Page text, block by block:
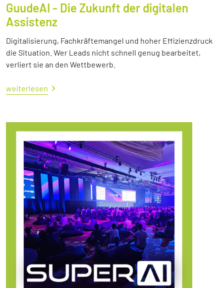
GuudeAI - Die Zukunft der digitalen
Assistenz
Digitalisierung, Fachkräftemangel und hoher Effizienzdruck
die Situation. Wer Leads nicht schnell genug bearbeitet,
verliert sie an den Wettbewerb.
weiterlesen